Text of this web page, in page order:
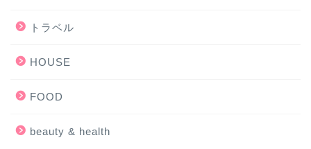
トラベル
HOUSE
FOOD
beauty & health